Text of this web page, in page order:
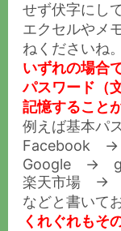
せず伏字にし
エクセルやメ
ねくださいね。
いずれの場合
パスワード（
記憶すること
例えば基本パ
Facebook
Google →
楽天市場
などと書いて
くれぐれもそ